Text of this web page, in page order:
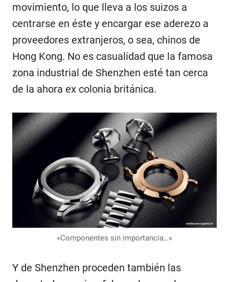
movimiento, lo que lleva a los suizos a
centrarse en éste y encargar ese aderezo a
proveedores extranjeros, o sea, chinos de
Hong Kong. No es casualidad que la famosa
zona industrial de Shenzhen esté tan cerca
de la ahora ex colonia británica.
«Componentes sin importancia…»
Y de Shenzhen proceden también las